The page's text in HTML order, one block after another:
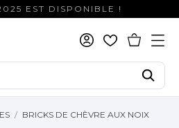
EST DISPONIBLE !
BRICKS DE CHÈVRE AUX NOIX